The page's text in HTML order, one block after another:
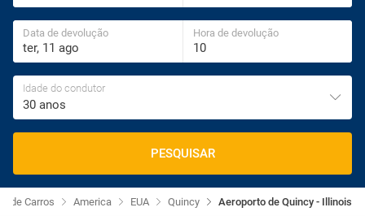
Data de devolução Hora de devolução
Idade do condutor
30 anos
PESQUISAR
Aeroporto de Quincy - Illinois
Quincy
EUA
America
de Carros